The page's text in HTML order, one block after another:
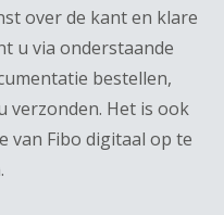
over de kant en klare
u via onderstaande
bestellen,
verzonden. Het is ook
van Fibo digitaal op te